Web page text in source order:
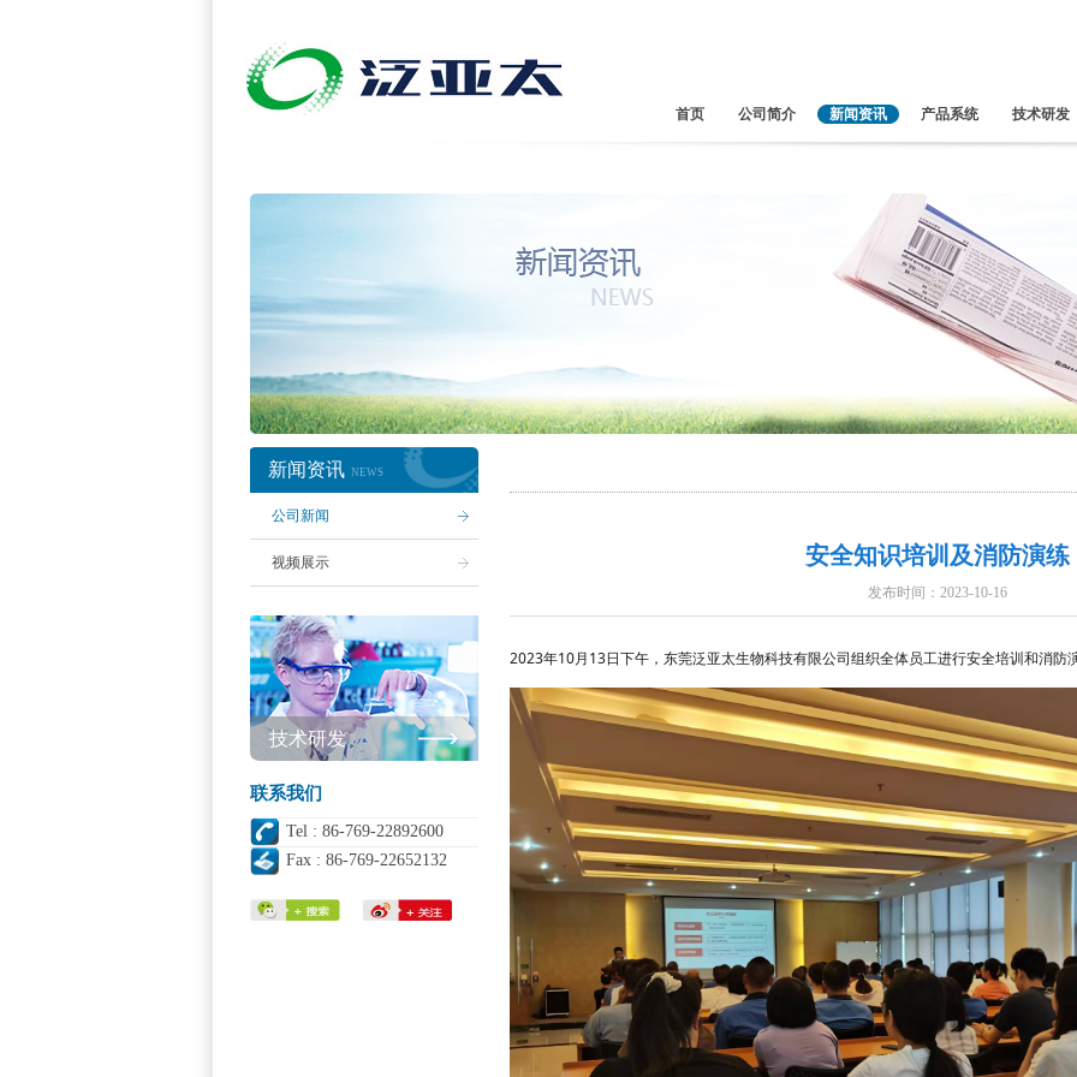
首页 公司简介 新闻资讯 产品系统 技术研发
新闻资讯 NEWS
公司新闻
视频展示
技术研发
联系我们
Tel : 86-769-22892600
Fax : 86-769-22652132
安全知识培训及消防演练
发布时间：2023-10-16
2023年10月13日下午，东莞泛亚太生物科技有限公司组织全体员工进行安全培训和消防